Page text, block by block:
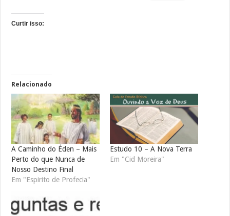
Curtir isso:
Relacionado
A Caminho do Éden – Mais
Perto do que Nunca de
Nosso Destino Final
Em "Espirito de Profecia"
Estudo 10 – A Nova Terra
Em "Cid Moreira"